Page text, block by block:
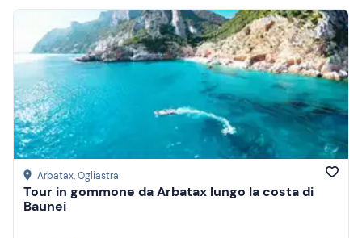
Arbatax, Ogliastra
Tour in gommone da Arbatax lungo la costa di
Baunei